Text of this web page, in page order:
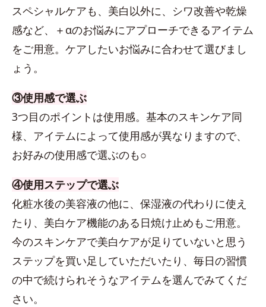
スペシャルケアも、美白以外に、シワ改善や乾燥
感など、＋αのお悩みにアプローチできるアイテム
をご用意。ケアしたいお悩みに合わせて選びまし
ょう。
③使用感で選ぶ
3つ目のポイントは使用感。基本のスキンケア同
様、アイテムによって使用感が異なりますので、
お好みの使用感で選ぶのも○
④使用ステップで選ぶ
化粧水後の美容液の他に、保湿液の代わりに使え
たり、美白ケア機能のある日焼け止めもご用意。
今のスキンケアで美白ケアが足りていないと思う
ステップを買い足していただいたり、毎日の習慣
の中で続けられそうなアイテムを選んでみてくだ
さい。